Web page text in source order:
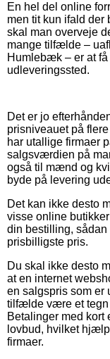
En hel del online
men tit kun ifald
skal man overveje
mange tilfælde –
Humlebæk – er at
udleveringssted.
Det er jo
prisniveauet på
har utallige firmaer
salgsværdien på
også til mænd og
byde på levering
Det kan ikke desto
visse online
din bestilling, sådan
prisbilligste pris.
Du skal ikke desto
at en internet
en salgspris som er
tilfælde være et tegn
Betalinger med kort
lovbud, hvilket
firmaer.